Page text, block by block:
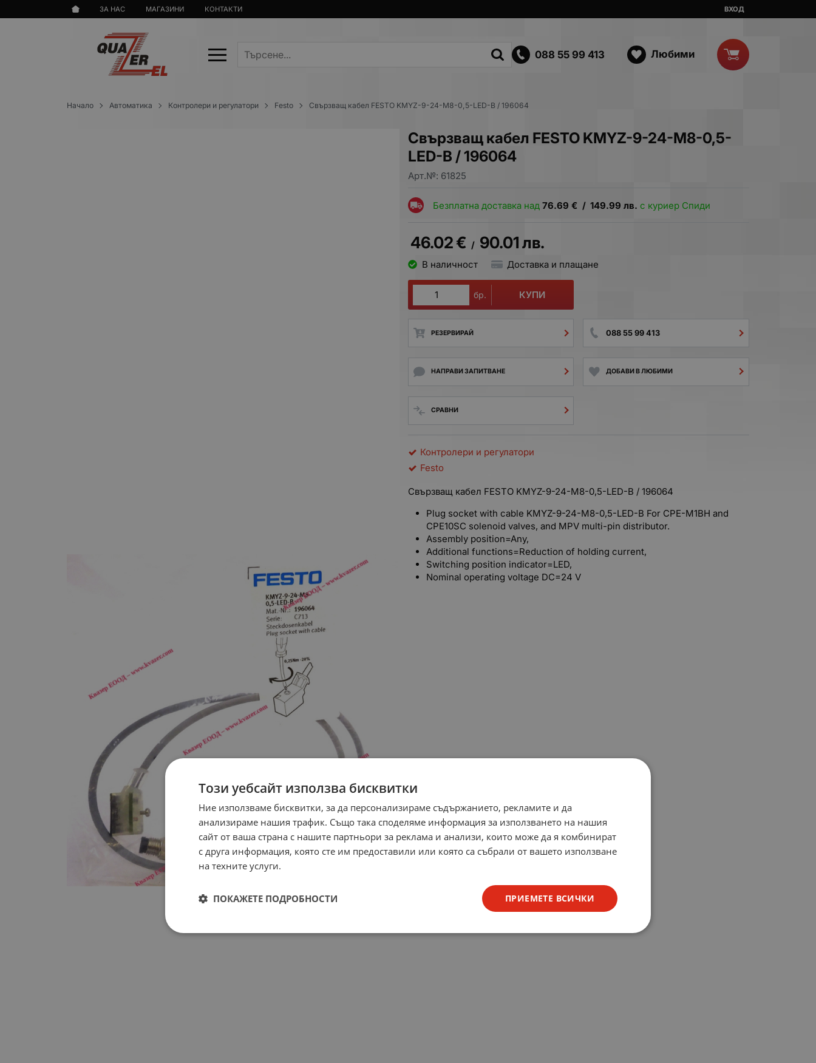
ЗА НАС МАГАЗИНИ КОНТАКТИ ВХОД
088 55 99 413 Любими
Начало Автоматика Контролери и регулатори Festo Свързващ кабел FESTO KMYZ-9-24-M8-0,5-LED-B / 196064
Свързващ кабел FESTO KMYZ-9-24-M8-0,5-
LED-B / 196064
Арт.№: 61825
Безплатна доставка над76.69 € / 149.99 лв. с куриер Спиди
46.02€ / 90.01лв.
В наличност Доставка и плащане
бр. КУПИ
РЕЗЕРВИРАЙ 088 55 99 413
НАПРАВИ ЗАПИТВАНЕ ДОБАВИ В ЛЮБИМИ
СРАВНИ
Контролери и регулатори
Festo
Свързващ кабел FESTO KMYZ-9-24-M8-0,5-LED-B / 196064
Plug socket with cable KMYZ-9-24-M8-0,5-LED-B For CPE-M1BH and
CPE10SC solenoid valves, and MPV multi-pin distributor.
Assembly position=Any,
Additional functions=Reduction of holding current,
Switching position indicator=LED,
Nominal operating voltage DC=24 V
Този уебсайт използва бисквитки
Ние използваме бисквитки, за да персонализираме съдържанието, рекламите и да
анализираме нашия трафик. Също така споделяме информация за използването на нашия
сайт от ваша страна с нашите партньори за реклама и анализи, които може да я комбинират
с друга информация, която сте им предоставили или която са събрали от вашето използване
на техните услуги.
ПРИЕМЕТЕ ВСИЧКИ
ПОКАЖЕТЕ ПОДРОБНОСТИ